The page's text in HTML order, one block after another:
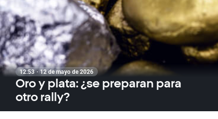
12:53 · 12 de mayo de 2026
Oro y plata: ¿se preparan para
otro rally?